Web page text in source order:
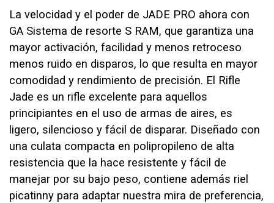
La velocidad y el poder de JADE PRO ahora con
GA Sistema de resorte S RAM, que garantiza una
mayor activación, facilidad y menos retroceso
menos ruido en disparos, lo que resulta en mayor
comodidad y rendimiento de precisión. El Rifle
Jade es un rifle excelente para aquellos
principiantes en el uso de armas de aires, es
ligero, silencioso y fácil de disparar. Diseñado con
una culata compacta en polipropileno de alta
resistencia que la hace resistente y fácil de
manejar por su bajo peso, contiene además riel
picatinny para adaptar nuestra mira de preferencia,